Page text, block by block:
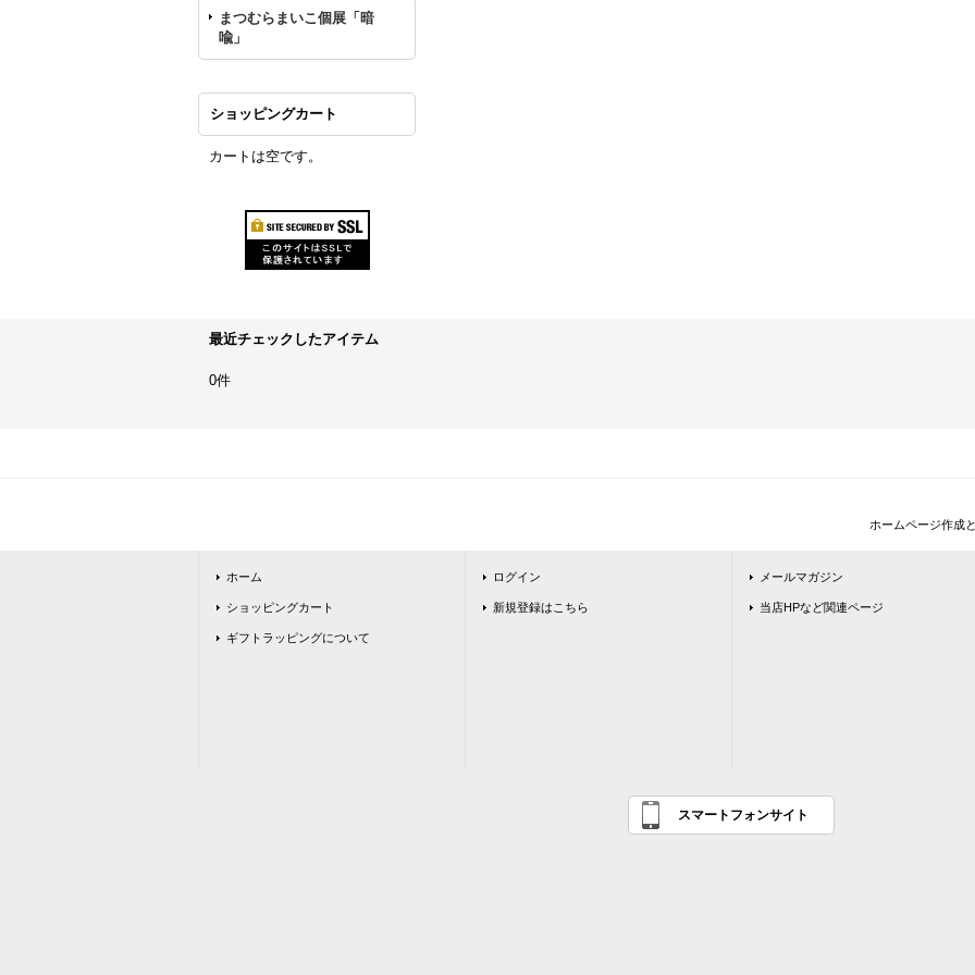
まつむらまいこ個展「暗
喩」
ショッピングカート
カートは空です。
最近チェックしたアイテム
0件
ホームページ作成
ホーム
ショッピングカート
ギフトラッピングについて
ログイン
新規登録はこちら
メールマガジン
当店HPなど関連ページ
スマートフォンサイト